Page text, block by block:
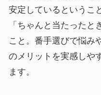
安定しているというこ
「ちゃんと当たったと
こと。番手選びで悩み
のメリットを実感しや
ます。